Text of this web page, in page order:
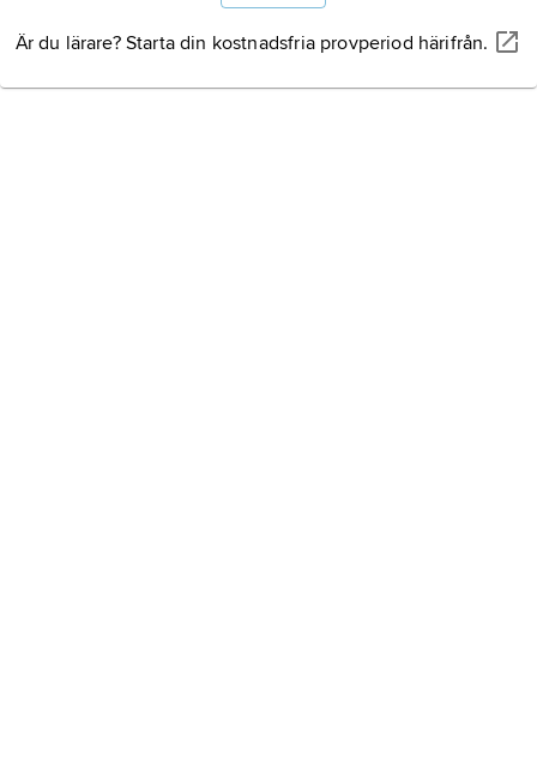
Är du lärare? Starta din kostnadsfria provperiod härifrån.